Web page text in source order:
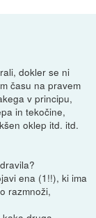
dokler se ni
času na pravem
v principu,
in tekočine,
oklep itd. itd.
ena (1!!), ki ima
razmnoži,